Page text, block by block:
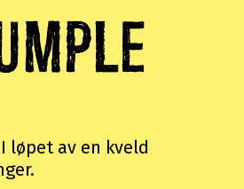
løpet av en kveld